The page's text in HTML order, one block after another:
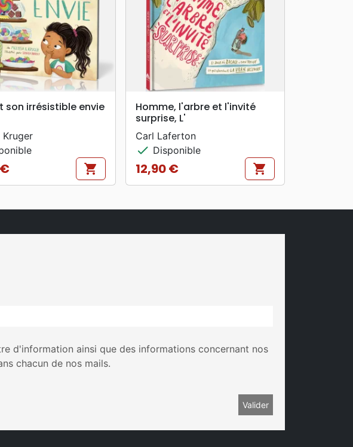
APERÇU RAPIDE
son irrésistible envie
Kruger
shopping_cart
APERÇU RAPIDE
Homme, l'arbre et l'invité
surprise, L'
Carl Laferton
check Disponible
Prix
12,90 € shopping_cart
d'information ainsi que des informations concernant nos
chacun de nos mails.